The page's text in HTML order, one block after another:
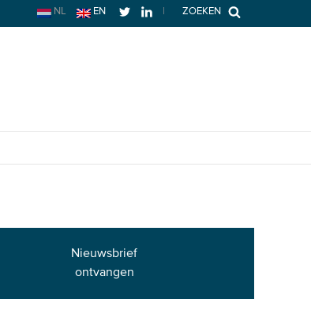
ZOEKEN
NL EN
Nieuwsbrief
ontvangen